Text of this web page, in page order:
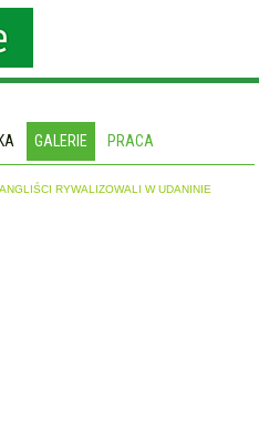
GALERIE PRACA
RYWALIZOWALI W UDANINIE